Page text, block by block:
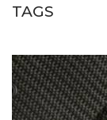
n
n
t
o
TAGS